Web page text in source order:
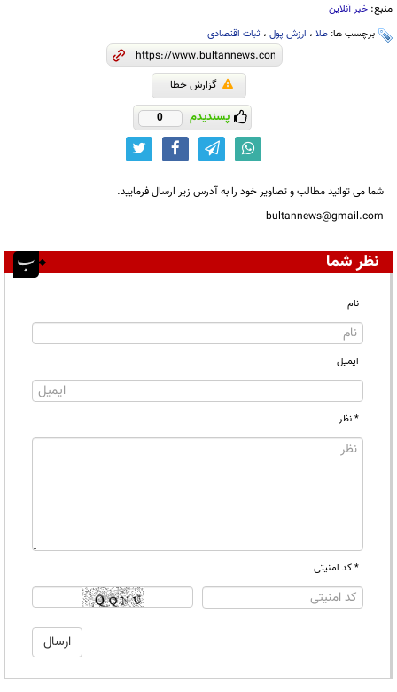
منبع: خبر آنلاین
برچسب ها: طلا ، ارزش پول ، ثبات اقتصادی
گزارش خطا
پسندیدم 0
شما می توانید مطالب و تصاویر خود را به آدرس زیر ارسال فرمایید.
bultannews@gmail.com
نظر شما
نام
ایمیل
* نظر
* کد امنیتی